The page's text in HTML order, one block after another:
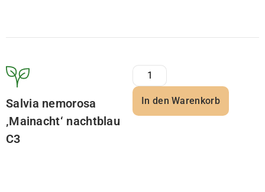
Salvia nemorosa
‚Mainacht‘ nachtblau
C3
In den Warenkorb